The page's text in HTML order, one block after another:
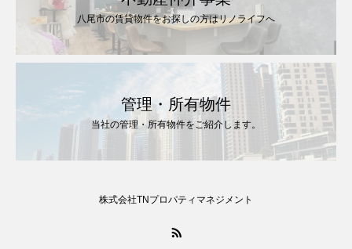
八尾市の賃貸物件をお探しの方はリノライフへ
管理・所有物件
当社の管理・所有物件をご紹介します。
株式会社TNプロパティマネジメント